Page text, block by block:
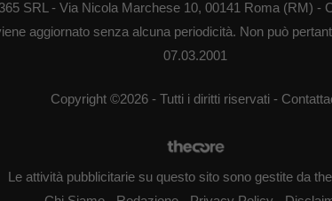
SRL - Via Nicola Marchese 10, 00141 Roma (RM) -
aggiornato senza alcuna periodicità. Non può
07.03.2001
Copyright ©2026 - Tutti i diritti riservati -
Le attività pubblicitarie su questo sito sono gestite da